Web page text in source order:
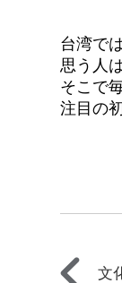
台湾で
思う人
そこで
注目の
文